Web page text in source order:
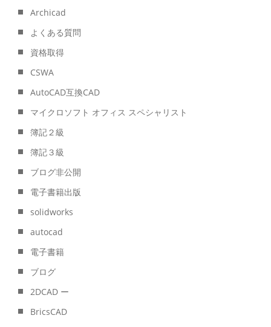
Archicad
よくある質問
資格取得
CSWA
AutoCAD互換CAD
マイクロソフト オフィス スペシャリスト
簿記２級
簿記３級
ブログ非公開
電子書籍出版
solidworks
autocad
電子書籍
ブログ
2DCAD ー
BricsCAD